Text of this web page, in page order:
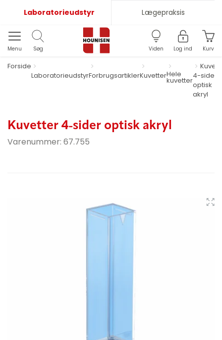
Laboratorieudstyr Lægepraksis
Menu Søg Viden Log ind Kurv
Forside
LaboratorieudstyrForbrugsartiklerKuvetterHele
kuvetter
4-sider
optisk
akryl
Kuvetter 4-sider optisk akryl
Varenummer: 67.755